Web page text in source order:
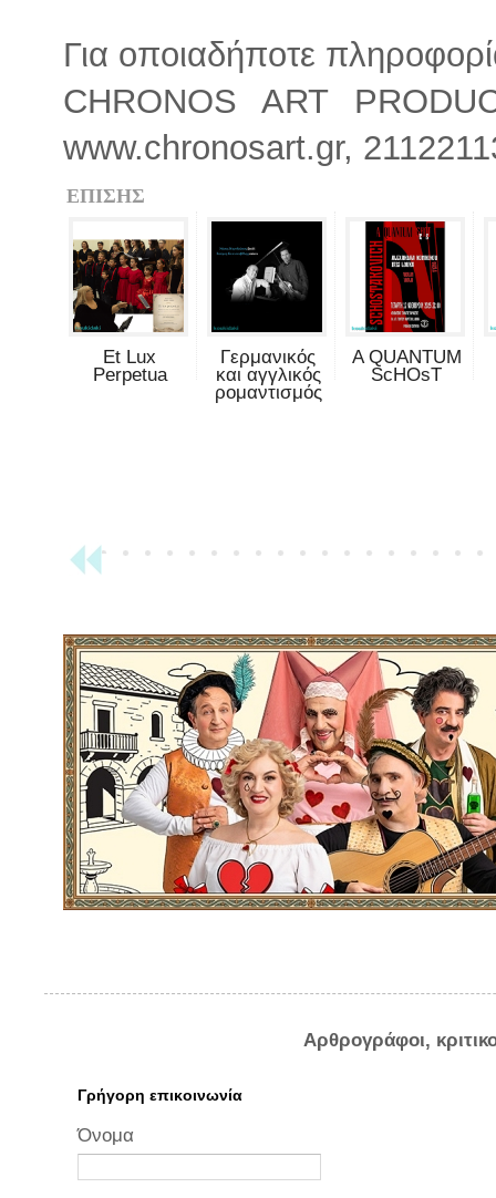
Για οποιαδήποτε
CHRONOS ART
www.chronosart.gr,
ΕΠΙΣΗΣ
Et Lux
Perpetua
Γερμανικός
και αγγλικός
ρομαντισμός
Α QUANTUM
ScHOsT
Αρθρογράφοι,
Γρήγορη επικοινωνία
Όνομα